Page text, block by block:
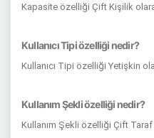
Kapasite özelliği Çift Kişilik
Kullanıcı Tipi özelliği nedir?
Kullanıcı Tipi özelliği Yetişkin
Kullanım Şekli özelliği nedir?
Kullanım Şekli özelliği Çift